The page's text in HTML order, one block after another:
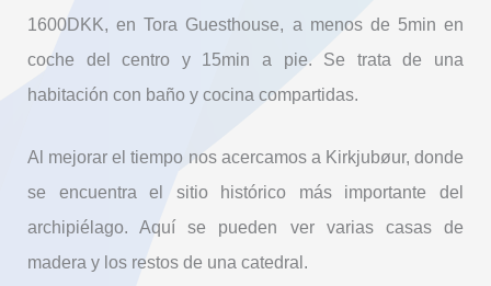
1600DKK, en Tora Guesthouse, a menos de 5min en
coche del centro y 15min a pie. Se trata de una
habitación con baño y cocina compartidas.
Al mejorar el tiempo nos acercamos a Kirkjubøur, donde
se encuentra el sitio histórico más importante del
archipiélago. Aquí se pueden ver varias casas de
madera y los restos de una catedral.